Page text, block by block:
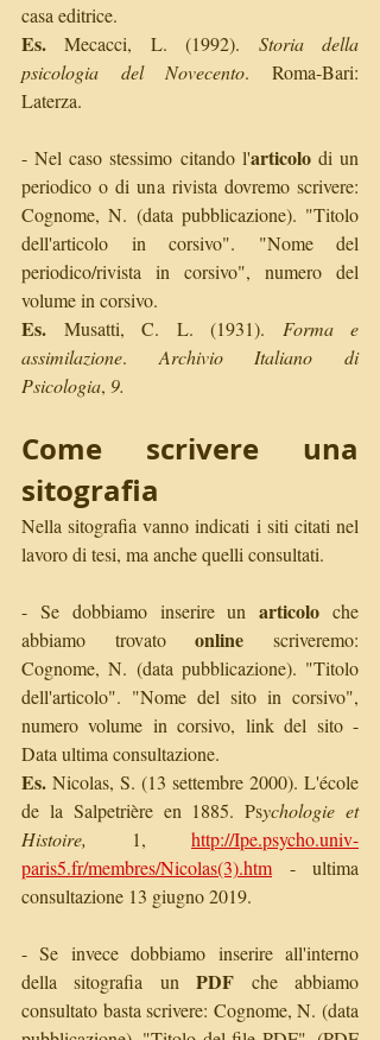
casa editrice.
Es. Mecacci, L. (1992). Storia della
psicologia del Novecento. Roma-Bari:
Laterza.
- Nel caso stessimo citando l'articolo di un
periodico o di una rivista dovremo scrivere:
Cognome, N. (data pubblicazione). "Titolo
dell'articolo in corsivo". "Nome del
periodico/rivista in corsivo", numero del
volume in corsivo.
Es. Musatti, C. L. (1931). Forma e
assimilazione. Archivio Italiano di
Psicologia, 9.
Come scrivere una
sitografia
Nella sitografia vanno indicati i siti citati nel
lavoro di tesi, ma anche quelli consultati.
- Se dobbiamo inserire un articolo che
abbiamo trovato online scriveremo:
Cognome, N. (data pubblicazione). "Titolo
dell'articolo". "Nome del sito in corsivo",
numero volume in corsivo, link del sito -
Data ultima consultazione.
Es. Nicolas, S. (13 settembre 2000). L'école
de la Salpetrière en 1885. Psychologie et
Histoire, 1,
http://Ipe.psycho.univ-
paris5.fr/membres/Nicolas(3).htm - ultima
consultazione 13 giugno 2019.
- Se invece dobbiamo inserire all'interno
della sitografia un PDF che abbiamo
consultato basta scrivere: Cognome, N. (data